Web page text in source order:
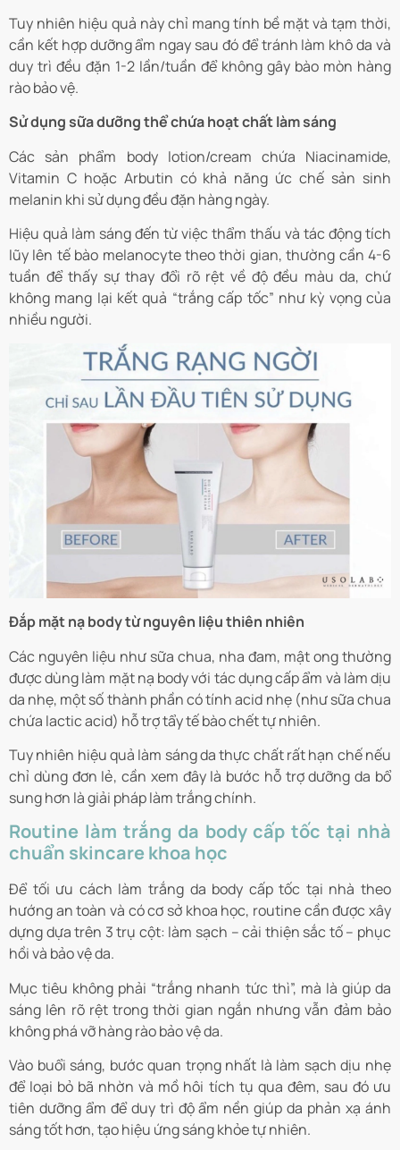
Tuy nhiên hiệu quả này chỉ mang tính bề mặt và tạm thời,
cần kết hợp dưỡng ẩm ngay sau đó để tránh làm khô da và
duy trì đều đặn 1-2 lần/tuần để không gây bào mòn hàng
rào bảo vệ.
Sử dụng sữa dưỡng thể chứa hoạt chất làm sáng
Các sản phẩm body lotion/cream chứa Niacinamide,
Vitamin C hoặc Arbutin có khả năng ức chế sản sinh
melanin khi sử dụng đều đặn hàng ngày.
Hiệu quả làm sáng đến từ việc thẩm thấu và tác động tích
lũy lên tế bào melanocyte theo thời gian, thường cần 4-6
tuần để thấy sự thay đổi rõ rệt về độ đều màu da, chứ
không mang lại kết quả “trắng cấp tốc” như kỳ vọng của
nhiều người.
Đắp mặt nạ body từ nguyên liệu thiên nhiên
Các nguyên liệu như sữa chua, nha đam, mật ong thường
được dùng làm mặt nạ body với tác dụng cấp ẩm và làm dịu
da nhẹ, một số thành phần có tính acid nhẹ (như sữa chua
chứa lactic acid) hỗ trợ tẩy tế bào chết tự nhiên.
Tuy nhiên hiệu quả làm sáng da thực chất rất hạn chế nếu
chỉ dùng đơn lẻ, cần xem đây là bước hỗ trợ dưỡng da bổ
sung hơn là giải pháp làm trắng chính.
Routine làm trắng da body cấp tốc tại nhà
chuẩn skincare khoa học
Để tối ưu cách làm trắng da body cấp tốc tại nhà theo
hướng an toàn và có cơ sở khoa học, routine cần được xây
dựng dựa trên 3 trụ cột: làm sạch – cải thiện sắc tố – phục
hồi và bảo vệ da.
Mục tiêu không phải “trắng nhanh tức thì”, mà là giúp da
sáng lên rõ rệt trong thời gian ngắn nhưng vẫn đảm bảo
không phá vỡ hàng rào bảo vệ da.
Vào buổi sáng, bước quan trọng nhất là làm sạch dịu nhẹ
để loại bỏ bã nhờn và mồ hôi tích tụ qua đêm, sau đó ưu
tiên dưỡng ẩm để duy trì độ ẩm nền giúp da phản xạ ánh
sáng tốt hơn, tạo hiệu ứng sáng khỏe tự nhiên.